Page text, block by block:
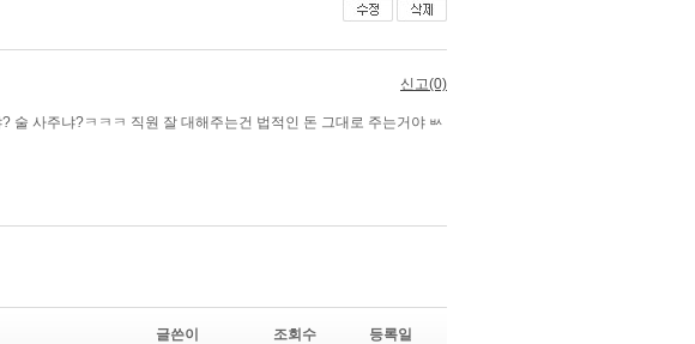
글쓴이 조회수 등록일